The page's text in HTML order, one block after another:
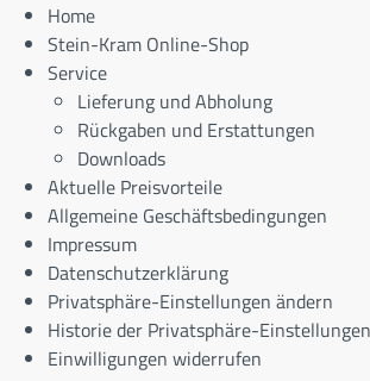
Home
Stein-Kram Online-Shop
Service
Lieferung und Abholung
Rückgaben und Erstattungen
Downloads
Aktuelle Preisvorteile
Allgemeine Geschäftsbedingungen
Impressum
Datenschutzerklärung
Privatsphäre-Einstellungen ändern
Historie der Privatsphäre-Einstellungen
Einwilligungen widerrufen